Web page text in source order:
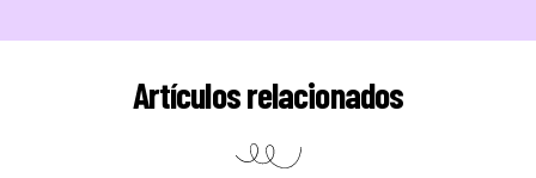
Artículos relacionados